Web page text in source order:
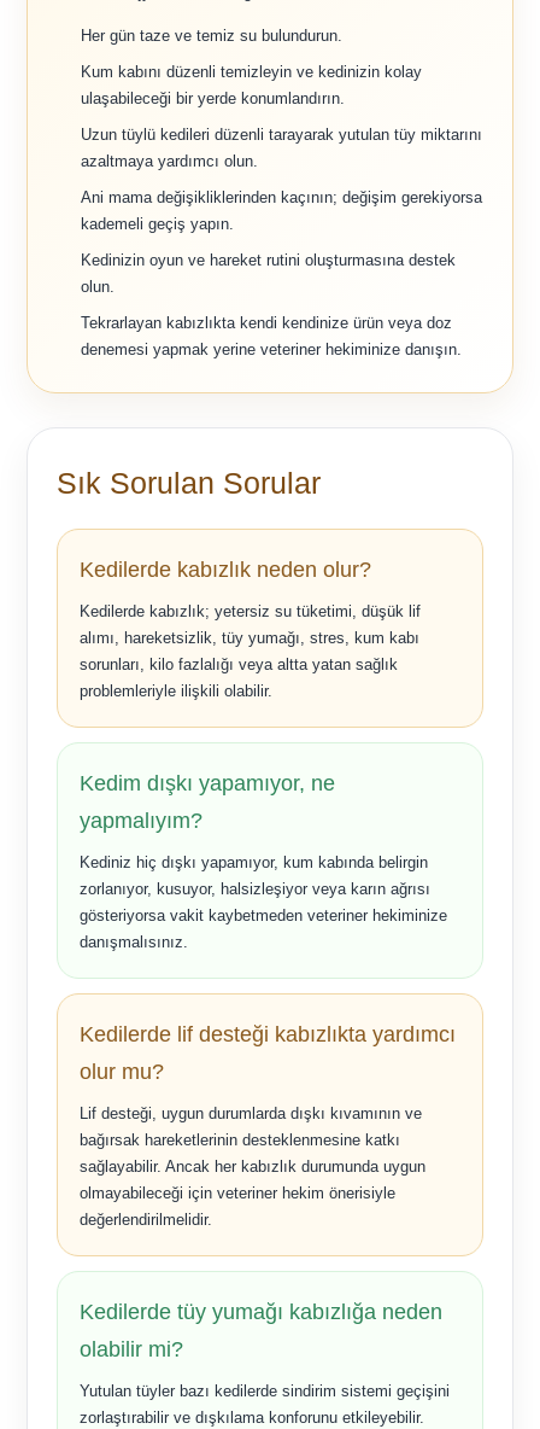
Her gün taze ve temiz su bulundurun.
Kum kabını düzenli temizleyin ve kedinizin kolay
ulaşabileceği bir yerde konumlandırın.
Uzun tüylü kedileri düzenli tarayarak yutulan tüy miktarını
azaltmaya yardımcı olun.
Ani mama değişikliklerinden kaçının; değişim gerekiyorsa
kademeli geçiş yapın.
Kedinizin oyun ve hareket rutini oluşturmasına destek
olun.
Tekrarlayan kabızlıkta kendi kendinize ürün veya doz
denemesi yapmak yerine veteriner hekiminize danışın.
Sık Sorulan Sorular
Kedilerde kabızlık neden olur?
Kedilerde kabızlık; yetersiz su tüketimi, düşük lif
alımı, hareketsizlik, tüy yumağı, stres, kum kabı
sorunları, kilo fazlalığı veya altta yatan sağlık
problemleriyle ilişkili olabilir.
Kedim dışkı yapamıyor, ne
yapmalıyım?
Kediniz hiç dışkı yapamıyor, kum kabında belirgin
zorlanıyor, kusuyor, halsizleşiyor veya karın ağrısı
gösteriyorsa vakit kaybetmeden veteriner hekiminize
danışmalısınız.
Kedilerde lif desteği kabızlıkta yardımcı
olur mu?
Lif desteği, uygun durumlarda dışkı kıvamının ve
bağırsak hareketlerinin desteklenmesine katkı
sağlayabilir. Ancak her kabızlık durumunda uygun
olmayabileceği için veteriner hekim önerisiyle
değerlendirilmelidir.
Kedilerde tüy yumağı kabızlığa neden
olabilir mi?
Yutulan tüyler bazı kedilerde sindirim sistemi geçişini
zorlaştırabilir ve dışkılama konforunu etkileyebilir.